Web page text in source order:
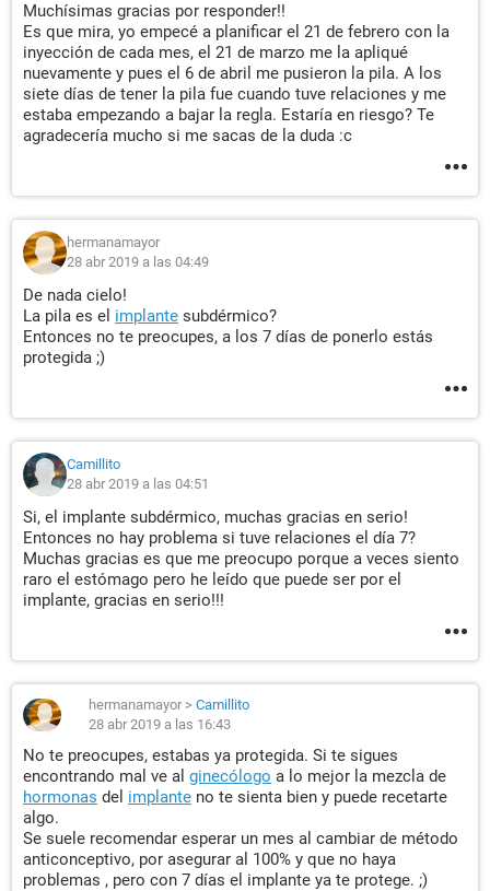
Muchísimas gracias por responder!!
Es que mira, yo empecé a planificar el 21 de febrero con la
inyección de cada mes, el 21 de marzo me la apliqué
nuevamente y pues el 6 de abril me pusieron la pila. A los
siete días de tener la pila fue cuando tuve relaciones y me
estaba empezando a bajar la regla. Estaría en riesgo? Te
agradecería mucho si me sacas de la duda :c
hermanamayor
28 abr 2019 a las 04:49
De nada cielo!
La pila es el implante subdérmico?
Entonces no te preocupes, a los 7 días de ponerlo estás
protegida ;)
Camillito
28 abr 2019 a las 04:51
Si, el implante subdérmico, muchas gracias en serio!
Entonces no hay problema si tuve relaciones el día 7?
Muchas gracias es que me preocupo porque a veces siento
raro el estómago pero he leído que puede ser por el
implante, gracias en serio!!!
hermanamayor > Camillito
28 abr 2019 a las 16:43
No te preocupes, estabas ya protegida. Si te sigues
encontrando mal ve al ginecólogo a lo mejor la mezcla de
hormonas del implante no te sienta bien y puede recetarte
algo.
Se suele recomendar esperar un mes al cambiar de método
anticonceptivo, por asegurar al 100% y que no haya
problemas , pero con 7 días el implante ya te protege. ;)